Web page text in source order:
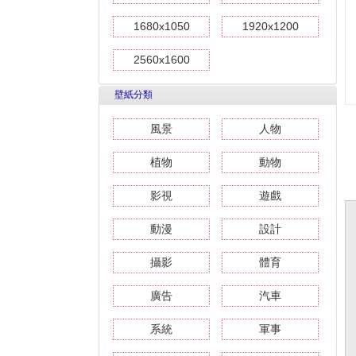
1680x1050 1920x1200
2560x1600
壁紙分類
風景 人物
植物 動物
影視 遊戲
動漫 設計
攝影 體育
廣告 汽車
系統 軍事